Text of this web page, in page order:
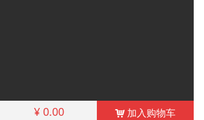
¥ 0.00 낙 加入购物车
在线留言
一键拨打 ꁳ 联系我们